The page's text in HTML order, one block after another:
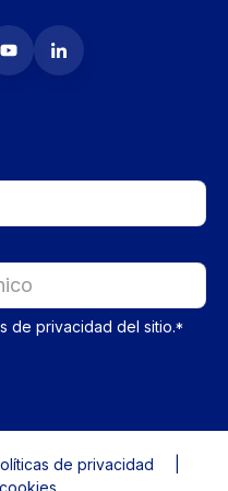
de privacidad del sitio.*
de privacidad